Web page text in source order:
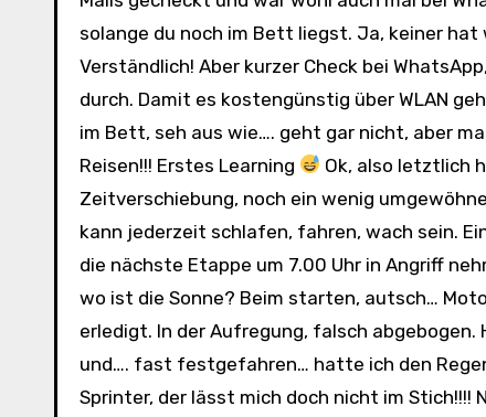
solange du noch im Bett liegst. Ja, keiner
Verständlich! Aber kurzer Check bei
durch. Damit es kostengünstig über WLAN
im Bett, seh aus wie…. geht gar nicht, aber
Reisen!!! Erstes Learning
Ok, also letztlich
Zeitverschiebung, noch ein wenig
kann jederzeit schlafen, fahren, wach sein.
die nächste Etappe um 7.00 Uhr in Angriff
wo ist die Sonne? Beim starten, autsch…
erledigt. In der Aufregung, falsch
und…. fast festgefahren… hatte ich den
Sprinter, der lässt mich doch nicht im